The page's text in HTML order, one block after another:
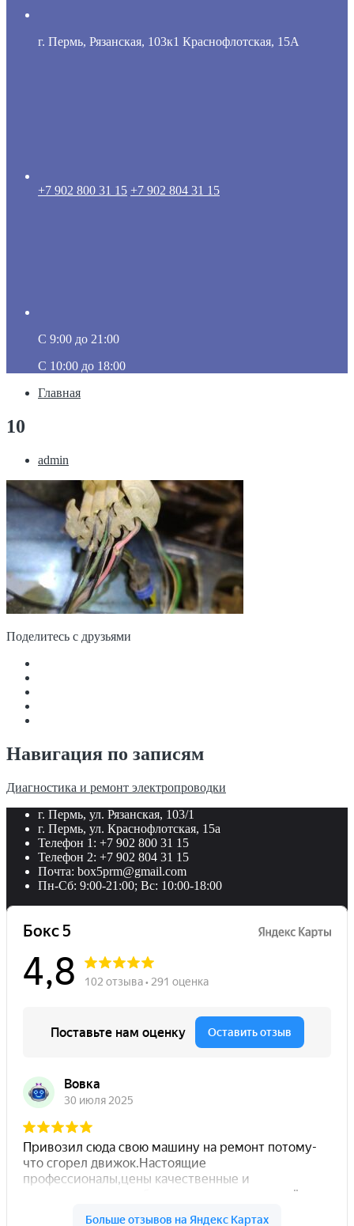
г. Пермь, Рязанская, 103к1 Краснофлотская, 15А
+7 902 800 31 15 +7 902 804 31 15
C 9:00 до 21:00
C 10:00 до 18:00
Главная
10
admin
Поделитесь с друзьями
Навигация по записям
Диагностика и ремонт электропроводки
г. Пермь, ул. Рязанская, 103/1
г. Пермь, ул. Краснофлотская, 15а
Телефон 1: +7 902 800 31 15
Телефон 2: +7 902 804 31 15
Почта: box5prm@gmail.com
Пн-Сб: 9:00-21:00; Вс: 10:00-18:00